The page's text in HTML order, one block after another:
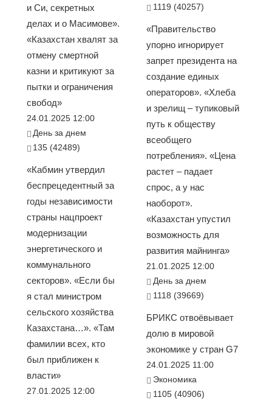
и Си, секретных
делах и о Масимове».
«Казахстан хвалят за
отмену смертной
казни и критикуют за
пытки и ограничения
свобод»
24.01.2025 12:00
День за днем
135 (42489)
«Кабмин утвердил
беспрецедентный за
годы независимости
страны нацпроект
модернизации
энергетического и
коммунального
секторов». «Если бы
я стал министром
сельского хозяйства
Казахстана…». «Там
фамилии всех, кто
был приближен к
власти»
27.01.2025 12:00
1119 (40257)
«Правительство
упорно игнорирует
запрет президента на
создание единых
операторов». «Хлеба
и зрелищ – тупиковый
путь к обществу
всеобщего
потребления». «Цена
растет – падает
спрос, а у нас
наоборот».
«Казахстан упустил
возможность для
развития майнинга»
21.01.2025 12:00
День за днем
1118 (39669)
БРИКС отвоёвывает
долю в мировой
экономике у стран G7
24.01.2025 11:00
Экономика
1105 (40906)